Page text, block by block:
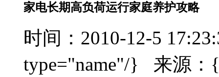
家电长期高负荷运行家庭养护攻略
时间：2010-12-5
type="name"/} 来源：